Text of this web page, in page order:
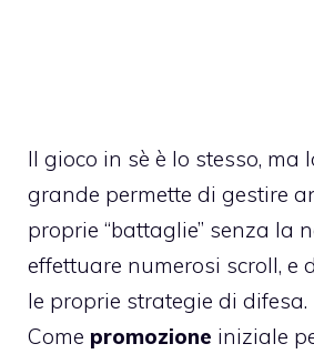
Il gioco in sè è lo stesso, ma
grande permette di gestire
proprie “battaglie” senza la
effettuare numerosi scroll, e
le proprie strategie di difesa.
Come promozione iniziale